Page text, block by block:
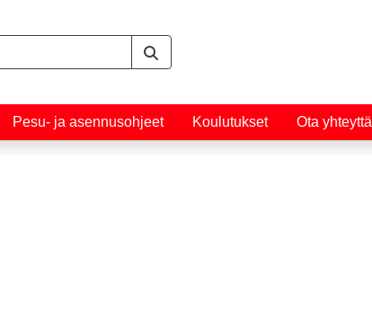
Pesu- ja asennusohjeet Koulutukset Ota yhteyttä